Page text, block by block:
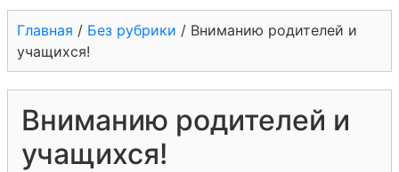
Главная / Без рубрики / Вниманию родителей и
учащихся!
Вниманию родителей и
учащихся!